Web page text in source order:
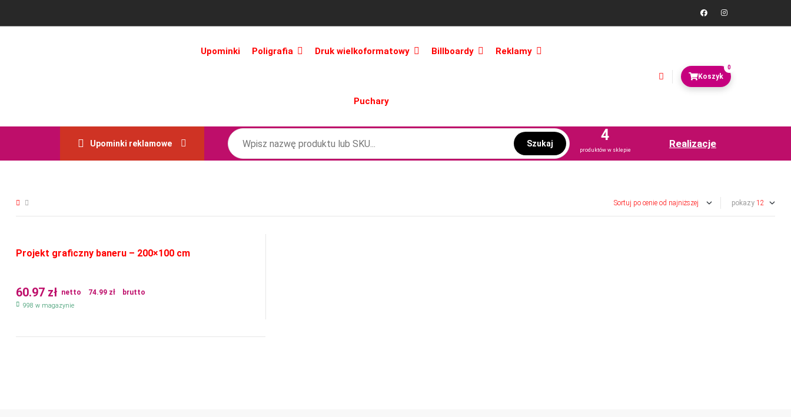
Upominki Poligrafia Druk wielkoformatowy Billboardy Reklamy
Puchary
0
Upominki reklamowe Szukaj
produktów w sklepie
4 Realizacje
pokazy
Projekt graficzny baneru – 200×100 cm
60.97 zł netto 74.99 zł brutto
998 w magazynie